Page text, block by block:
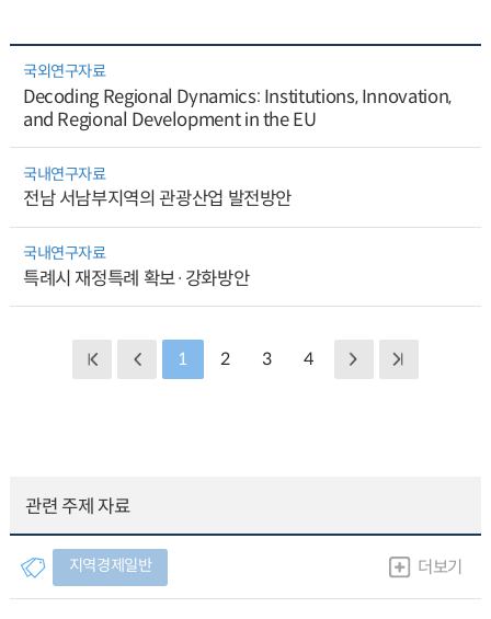
국외연구자료
Decoding Regional Dynamics: Institutions, Innovation,
and Regional Development in the EU
국내연구자료
전남 서남부지역의 관광산업 발전방안
국내연구자료
특례시 재정특례 확보·강화방안
1 2 3 4
관련 주제 자료
지역경제일반 더보기